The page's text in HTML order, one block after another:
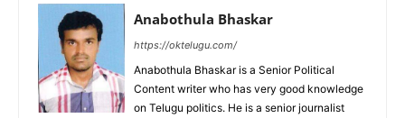
Anabothula Bhaskar
https://oktelugu.com/
Anabothula Bhaskar is a Senior Political
Content writer who has very good knowledge
on Telugu politics. He is a senior journalist